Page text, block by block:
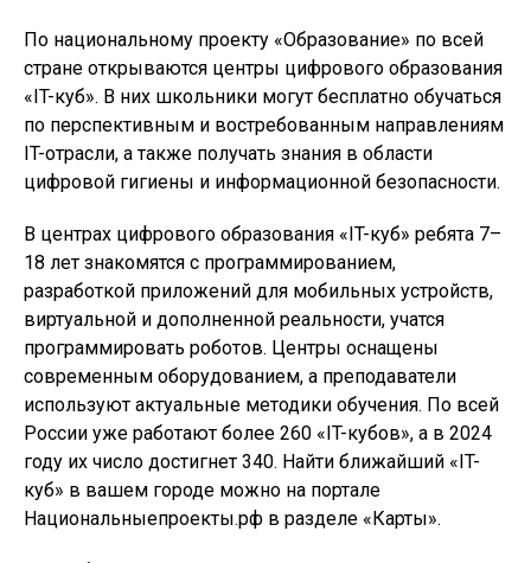
По национальному проекту «Образование» по всей
стране открываются центры цифрового образования
«IT-куб». В них школьники могут бесплатно обучаться
по перспективным и востребованным направлениям
IT-отрасли, а также получать знания в области
цифровой гигиены и информационной безопасности.
В центрах цифрового образования «IT-куб» ребята 7–
18 лет знакомятся с программированием,
разработкой приложений для мобильных устройств,
виртуальной и дополненной реальности, учатся
программировать роботов. Центры оснащены
современным оборудованием, а преподаватели
используют актуальные методики обучения. По всей
России уже работают более 260 «IT-кубов», а в 2024
году их число достигнет 340. Найти ближайший «IT-
куб» в вашем городе можно на портале
Национальныепроекты.рф в разделе «Карты».